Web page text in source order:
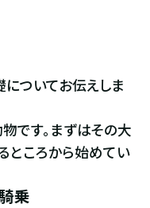
ついてお伝えしま
です。まずはその大
ところから始めてい
乗